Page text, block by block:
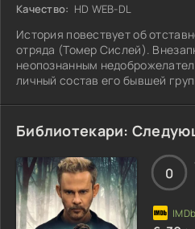
Качество: HD WEB-DL
История повествует об
отряда (Томер Сислей).
неопознанным
личный состав его бывшей
виновного, а параллельно
который служит в тех же
Тристан Занки). Режиссурой
Леклерк, который подарил
Библиотекари:
0